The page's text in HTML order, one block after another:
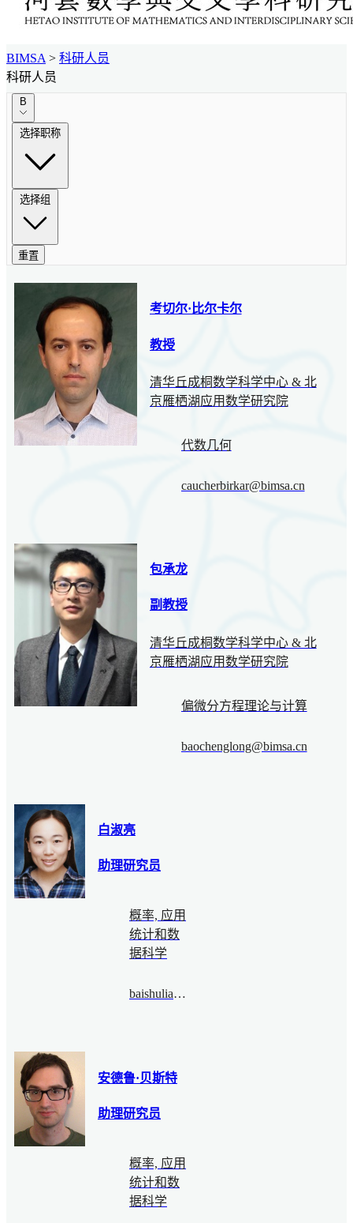
BIMSA > 科研人员
科研人员
B
选择职称
选择组
重置
考切尔·比尔卡尔
教授
清华丘成桐数学科学中心 & 北
京雁栖湖应用数学研究院
代数几何
caucherbirkar@bimsa.cn
包承龙
副教授
清华丘成桐数学科学中心 & 北
京雁栖湖应用数学研究院
偏微分方程理论与计算
baochenglong@bimsa.cn
白淑亮
助理研究员
概率, 应用
统计和数
据科学
baishuliang@bimsa.cn
安德鲁·贝斯特
助理研究员
概率, 应用
统计和数
据科学